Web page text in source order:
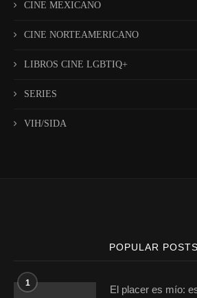
CINE MEXICANO
CINE NORTEAMERICANO
LIBROS CINE LGBTIQ+
SERIES
VIH/SIDA
POPULAR POSTS
1
El placer es mío: